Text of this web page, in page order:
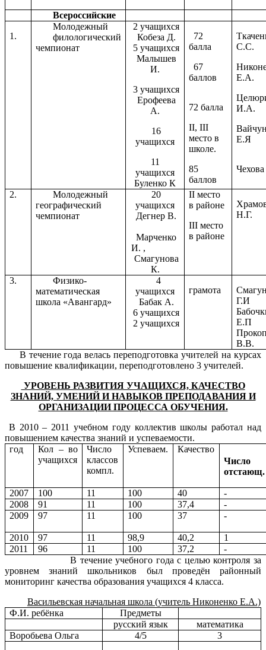
Всероссийские
1.
Молодежный
филологический
чемпионат
2 учащихся
Кобеза Д.
5 учащихся
Малышев
И.
3 учащихся
Ерофеева
А.
16
учащихся
11
учащихся
Буленко К
72
балла
67
баллов
72 балла
II, III
место в
школе.
85
баллов
С.С.
Е.А.
И.А.
Е.Я
2.
Молодежный
географический
чемпионат
20
учащихся
Дегнер В.
Марченко
И. ,
Смагунова
К.
II место
в районе
III место
в районе
Н.Г.
3.
Физико-
математическая
школа «Авангард»
4
учащихся
Бабак А.
6 учащихся
2 учащихся
грамота
Г.И
Е.П
В.В.
В течение года велась переподготовка учителей на курсах
повышение квалификации, переподготовлено 3 учителей.
УРОВЕНЬ РАЗВИТИЯ УЧАЩИХСЯ, КАЧЕСТВО
ЗНАНИЙ, УМЕНИЙ И НАВЫКОВ ПРЕПОДАВАНИЯ И
ОРГАНИЗАЦИИ ПРОЦЕССА ОБУЧЕНИЯ.
В 2010 – 2011 учебном году коллектив школы работал над
повышением качества знаний и успеваемости.
год
Кол – во
учащихся
Число
классов
компл.
Успеваем.
Качество
Число
отстающ.
2007 100 11 100 40
-
2008
91 11 100 37,4
-
2009
97 11 100 37 -
2010 97 11 98,9 40,2
1
2011
96 11 100 37,2
-
В течение учебного года с целью контроля за
уровнем знаний школьников был проведён районный
мониторинг качества образования учащихся 4 класса.
Васильевская начальная школа (учитель Никоненко Е.А.)
Ф.И. ребёнка
Предметы
русский язык
математика
Воробьева Ольга
4/5 3